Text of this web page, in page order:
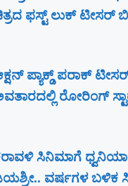
ಫಸ್ಟ್ ಲುಕ್ ಟೀಸರ್
ಪ್ಯಾಕ್ಡ್ ಪರಾಕ್
ರೋರಿಂಗ್
ಸಿನಿಮಾಗೆ
ವರ್ಷಗಳ ಬಳಿಕ